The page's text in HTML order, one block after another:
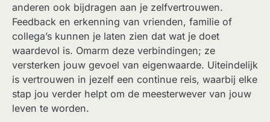
anderen ook bijdragen aan je zelfvertrouwen.
Feedback en erkenning van vrienden, familie of
collega’s kunnen je laten zien dat wat je doet
waardevol is. Omarm deze verbindingen; ze
versterken jouw gevoel van eigenwaarde. Uiteindelijk
is vertrouwen in jezelf een continue reis, waarbij elke
stap jou verder helpt om de meesterwever van jouw
leven te worden.